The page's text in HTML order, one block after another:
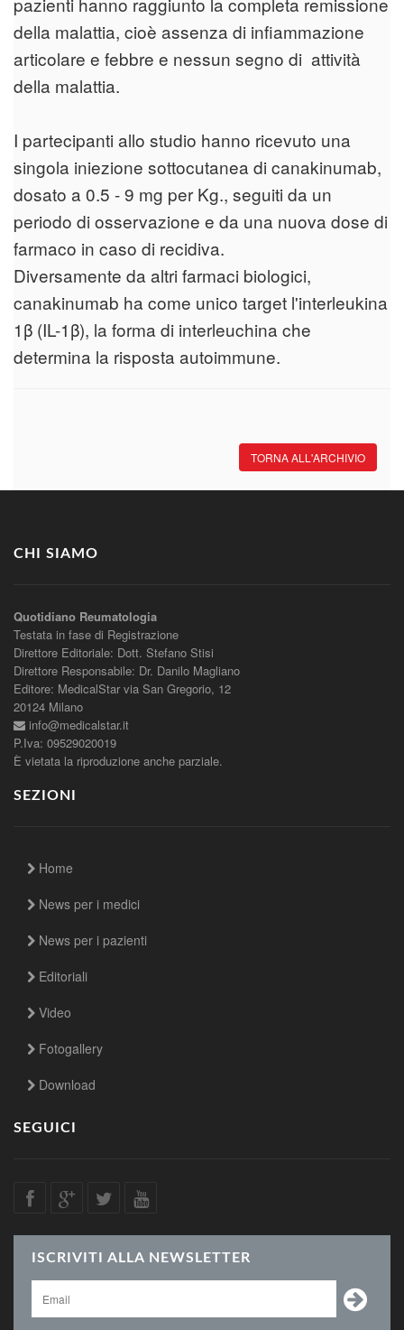
della malattia, cioè assenza di infiammazione
articolare e febbre e nessun segno di attività
della malattia.
I partecipanti allo studio hanno ricevuto una
singola iniezione sottocutanea di canakinumab,
dosato a 0.5 - 9 mg per Kg., seguiti da un
periodo di osservazione e da una nuova dose di
farmaco in caso di recidiva.
Diversamente da altri farmaci biologici,
canakinumab ha come unico target l'interleukina
1β (IL-1β), la forma di interleuchina che
determina la risposta autoimmune.
TORNA ALL'ARCHIVIO
CHI SIAMO
Quotidiano Reumatologia
Testata in fase di Registrazione
Direttore Editoriale: Dott. Stefano Stisi
Direttore Responsabile: Dr. Danilo Magliano
Editore: MedicalStar via San Gregorio, 12
20124 Milano
info@medicalstar.it
P.Iva: 09529020019
È vietata la riproduzione anche parziale.
SEZIONI
Home
News per i medici
News per i pazienti
Editoriali
Video
Fotogallery
Download
SEGUICI
ISCRIVITI ALLA NEWSLETTER